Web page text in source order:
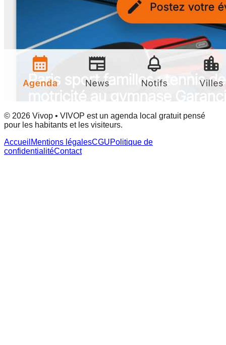
© 2026 Vivop • VIVOP est un agenda local gratuit pensé
pour les habitants et les visiteurs.
Accueil Mentions légalesCGUPolitique de
confidentialitéContact